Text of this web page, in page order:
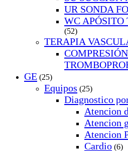
UR SONDA
WC
(52)
TERAPIA
GE (25)
Equipos (25)
Diagnostico
Atencion
Atencion
Atencion
Cardio (6)